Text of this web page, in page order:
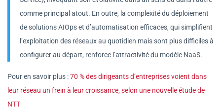
comme principal atout. En outre, la complexité du déploiement
de solutions AIOps et d’automatisation efficaces, qui simplifient
l’exploitation des réseaux au quotidien mais sont plus difficiles à
configurer au départ, renforce l’attractivité du modèle NaaS.
Pour en savoir plus :70 % des dirigeants d’entreprises voient dans
leur réseau un frein à leur croissance, selon une nouvelle étude de
NTT